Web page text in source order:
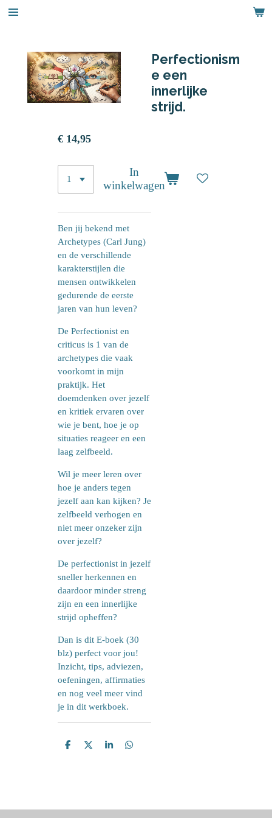
Ga
hoofdinhoud
Perfectionism
e een
innerlijke
strijd.
€ 14,95
In
winkelwagen
Ben jij bekend met
Archetypes (Carl Jung)
en de verschillende
karakterstijlen die
mensen ontwikkelen
gedurende de eerste
jaren van hun leven?
De Perfectionist en
criticus is 1 van de
archetypes die vaak
voorkomt in mijn
praktijk. Het
doemdenken over jezelf
en kritiek ervaren over
wie je bent, hoe je op
situaties reageer en een
laag zelfbeeld.
Wil je meer leren over
hoe je anders tegen
jezelf aan kan kijken? Je
zelfbeeld verhogen en
niet meer onzeker zijn
over jezelf?
De perfectionist in jezelf
sneller herkennen en
daardoor minder streng
zijn en een innerlijke
strijd opheffen?
Dan is dit E-boek (30
blz) perfect voor jou!
Inzicht, tips, adviezen,
oefeningen, affirmaties
en nog veel meer vind
je in dit werkboek.
D
D
S
D